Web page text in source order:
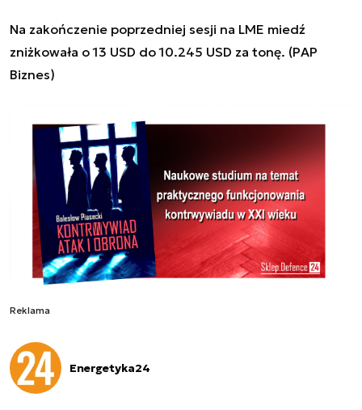
Na zakończenie poprzedniej sesji na LME miedź
zniżkowała o 13 USD do 10.245 USD za tonę. (PAP
Biznes)
Reklama
Energetyka24